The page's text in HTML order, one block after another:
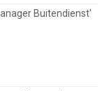
Buitendienst'